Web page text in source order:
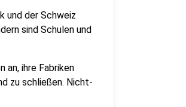
und der Schweiz
sind Schulen und
an, ihre Fabriken
zu schließen. Nicht-